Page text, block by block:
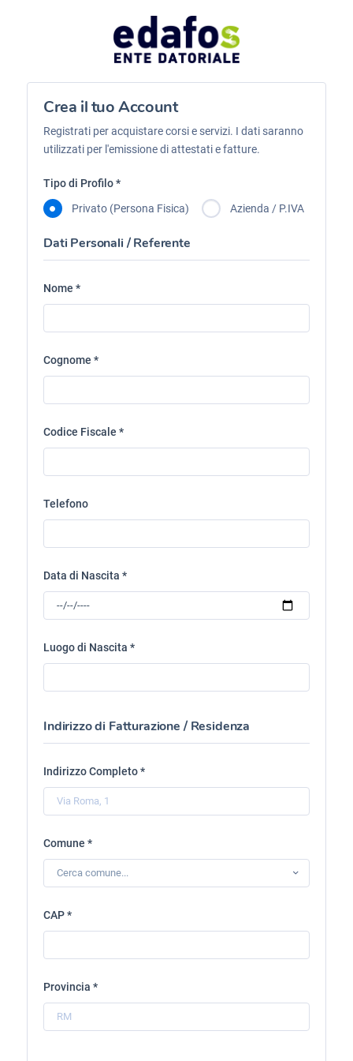
Crea il tuo Account
Registrati per acquistare corsi e servizi. I dati saranno
utilizzati per l'emissione di attestati e fatture.
Tipo di Profilo *
Privato (Persona Fisica)
Azienda / P.IVA
Dati Personali / Referente
Nome *
Cognome *
Codice Fiscale *
Telefono
Data di Nascita *
Luogo di Nascita *
Indirizzo di Fatturazione / Residenza
Indirizzo Completo *
Comune *
Cerca comune...
CAP *
Provincia *